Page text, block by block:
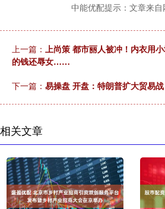
中能优配提示：文章来自
上一篇： 上尚策 都市丽人被冲！内衣用
的钱还辱女……
下一篇： 易操盘 开盘：特朗普扩大贸易
相关文章